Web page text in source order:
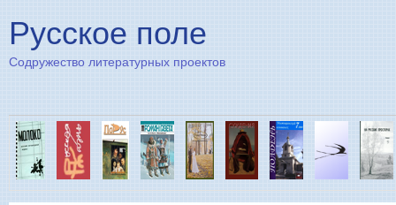
Русское поле
Содружество литературных проектов